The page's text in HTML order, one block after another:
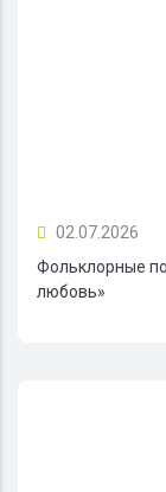
02.07.2026
Фольклорные
любовь»